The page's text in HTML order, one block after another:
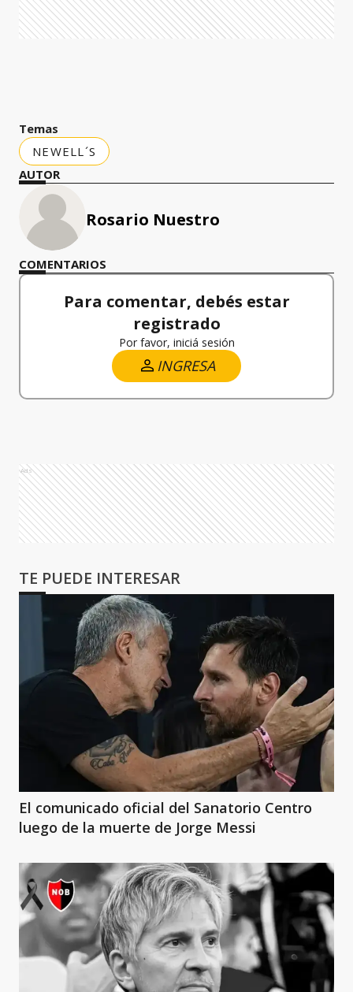
Temas
NEWELL´S
AUTOR
Rosario Nuestro
COMENTARIOS
Para comentar, debés estar
registrado
Por favor, iniciá sesión
INGRESA
Ads
TE PUEDE INTERESAR
El comunicado oficial del Sanatorio Centro
luego de la muerte de Jorge Messi